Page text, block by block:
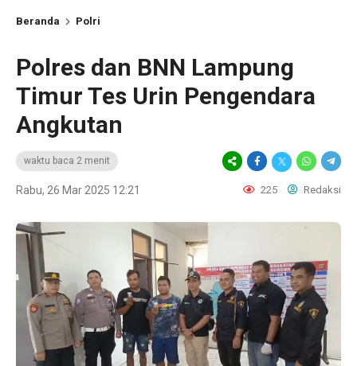
Beranda Polri
Polres dan BNN Lampung
Timur Tes Urin Pengendara
Angkutan
waktu baca 2 menit
Rabu, 26 Mar 2025 12:21 225 Redaksi